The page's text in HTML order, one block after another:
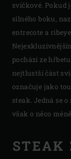
svíčkové. Pokud
silného boku,
entrecote a
pochází ze
nejtlustší část
označuje jako
steak. Jedná se
však o něco
STEAK